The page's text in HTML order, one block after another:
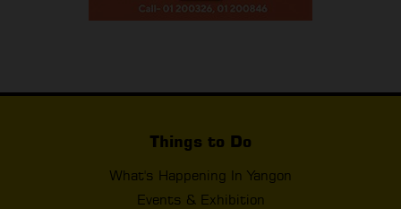
Things to Do
What's Happening In Yangon
Events & Exhibition